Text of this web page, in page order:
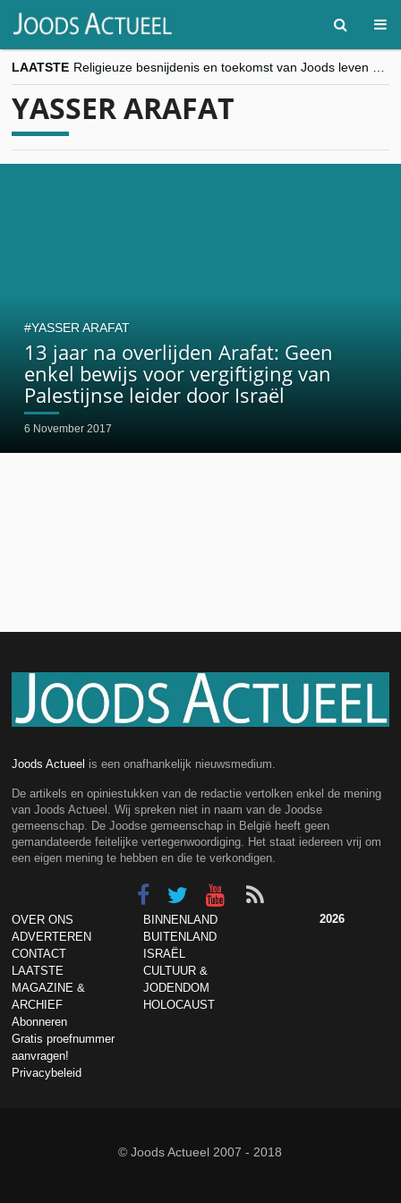
LAATSTE
“Besnijdenisdebat toont hoe moeilijk seculiere Westen minderheden begrijpt”, Jinnih Beels (Vooruit)
YASSER ARAFAT
13 jaar na overlijden Arafat: Geen
enkel bewijs voor vergiftiging van
Palestijnse leider door Israël
6 November 2017
YASSER ARAFAT
Joods Actueel is een onafhankelijk nieuwsmedium.
De artikels en opiniestukken van de redactie vertolken enkel de mening
van Joods Actueel. Wij spreken niet in naam van de Joodse
gemeenschap. De Joodse gemeenschap in België heeft geen
gemandateerde feitelijke vertegenwoordiging. Het staat iedereen vrij om
een eigen mening te hebben en die te verkondigen.
OVER ONS
ADVERTEREN
CONTACT
LAATSTE
MAGAZINE &
ARCHIEF
Abonneren
Gratis proefnummer
aanvragen!
Privacybeleid
BINNENLAND
BUITENLAND
ISRAËL
CULTUUR &
JODENDOM
HOLOCAUST
2026
© Joods Actueel 2007 - 2018